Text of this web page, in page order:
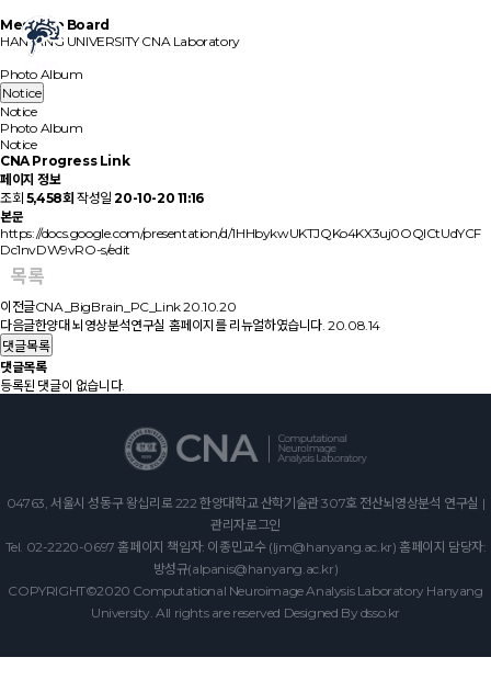
Message Board
HANYANG UNIVERSITY CNA Laboratory
Notice
Photo Album
Notice
Notice
Photo Album
Notice
CNA Progress Link
페이지 정보
조회 5,458회 작성일 20-10-20 11:16
본문
https://docs.google.com/presentation/d/1HHbykwUKTJQKo4KX3uj0OQlCtUdYCF
Dc1nvDW9vRO-s/edit
목록
이전글CNA_BigBrain_PC_Link20.10.20
다음글한양대 뇌영상분석연구실 홈페이지를 리뉴얼하였습니다. 20.08.14
댓글목록
댓글목록
등록된 댓글이 없습니다.
04763, 서울시 성동구 왕십리로 222 한양대학교 산학기술관 307호 전산뇌영상분석 연구실 |
관리자로그인
Tel. 02-2220-0697 홈페이지 책임자: 이종민교수 (ljm@hanyang.ac.kr) 홈페이지 담당자:
방성규(alpanis@hanyang.ac.kr)
COPYRIGHT©2020 Computational Neuroimage Analysis Laboratory Hanyang
University. All rights are reserved Designed By dsso.kr